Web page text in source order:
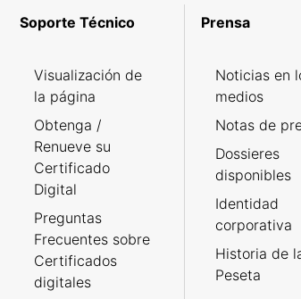
Soporte Técnico
Visualización de
la página
Obtenga /
Renueve su
Certificado
Digital
Preguntas
Frecuentes sobre
Certificados
digitales
Prensa
Noticias en
medios
Notas de
Dossieres
disponibles
Identidad
corporativa
Historia de
Peseta